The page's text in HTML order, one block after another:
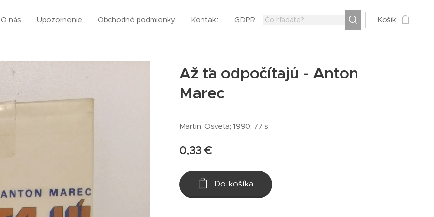
O nás Upozornenie Obchodné podmienky Kontakt GDPR Košík
Až ťa odpočítajú - Anton
Marec
Martin; Osveta; 1990; 77 s.
0,33 €
Do košíka